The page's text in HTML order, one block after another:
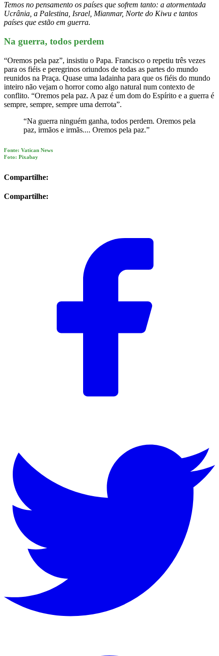
Temos no pensamento os países que sofrem tanto: a atormentada
Ucrânia, a Palestina, Israel, Mianmar, Norte do Kiwu e tantos
países que estão em guerra.
Na guerra, todos perdem
“Oremos pela paz”, insistiu o Papa. Francisco o repetiu três vezes
para os fiéis e peregrinos oriundos de todas as partes do mundo
reunidos na Praça. Quase uma ladainha para que os fiéis do mundo
inteiro não vejam o horror como algo natural num contexto de
conflito. “Oremos pela paz. A paz é um dom do Espírito e a guerra é
sempre, sempre, sempre uma derrota”.
“Na guerra ninguém ganha, todos perdem. Oremos pela
paz, irmãos e irmãs.... Oremos pela paz.”
Fonte: Vatican News
Foto: Pixabay
Compartilhe:
Compartilhe: